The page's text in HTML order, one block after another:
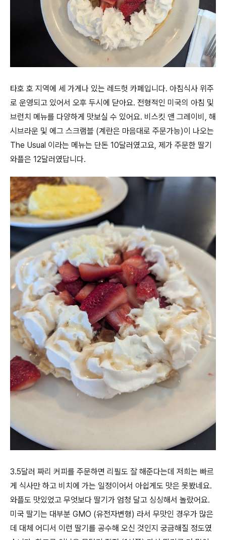
타호 호 지역에 세 가게나 있는 레드헛 카페입니다. 아침식사 위주
로 운영되고 있어서 오후 두시에 닫아요. 전형적인 미국의 아침 및
브런치 메뉴를 다양하게 맛보실 수 있어요. 비스킷 앤 그레이비, 해
시브라운 및 에그 스크램블 (계란은 마음대로 주문가능)이 나오는
The Usual 이라는 메뉴는 단돈 10달러였고요, 제가 주문한 딸기
와플은 12달러였답니다.
3.5달러 짜리 커피를 주문하면 리필도 잘 해준다는데 저희는 빠르
게 식사만 하고 비치에 가는 일정이어서 아쉽게도 맛은 못봤네요.
와플도 맛있었고 무엇보다 딸기가 엄청 달고 싱싱해서 놀랐어요.
미국 딸기는 대부분 GMO (유전자변형) 라서 무맛인 경우가 많은
데 대체 어디서 이런 딸기를 공수해 오신 것인지 궁금해질 정도였